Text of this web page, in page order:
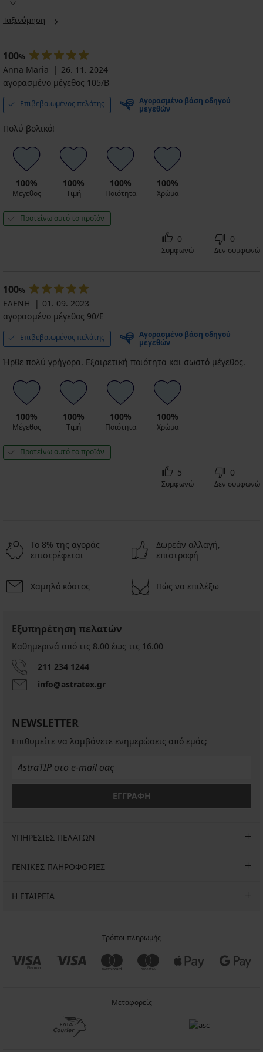
Ταξινόμηση
100%
Anna Maria
26. 11. 2024
αγορασμένο μέγεθος 105/B
Επιβεβαιωμένος πελάτης
Αγορασμένο βάση οδηγού
μεγεθών
Πολύ βολικό!
100%
Μέγεθος
100%
Τιμή
100%
Ποιότητα
100%
Χρώμα
Προτείνω αυτό το προϊόν
0
Συμφωνώ
0
Δεν συμφωνώ
100%
ΕΛΕΝΗ
01. 09. 2023
αγορασμένο μέγεθος 90/E
Επιβεβαιωμένος πελάτης
Αγορασμένο βάση οδηγού
μεγεθών
Ήρθε πολύ γρήγορα. Εξαιρετική ποιότητα και σωστό μέγεθος.
100%
Μέγεθος
100%
Τιμή
100%
Ποιότητα
100%
Χρώμα
Προτείνω αυτό το προϊόν
5
Συμφωνώ
0
Δεν συμφωνώ
Το 8% της αγοράς
επιστρέφεται
Δωρεάν αλλαγή,
επιστροφή
Χαμηλό κόστος Πώς να επιλέξω
Εξυπηρέτηση πελατών
Καθημερινά από τις 8.00 έως τις 16.00
211 234 1244
info@astratex.gr
NEWSLETTER
Επιθυμείτε να λαμβάνετε ενημερώσεις από εμάς;
ΕΓΓΡΑΦΗ
ΥΠΗΡΕΣΙΕΣ ΠΕΛΑΤΩΝ
ΓΕΝΙΚΕΣ ΠΛΗΡΟΦΟΡΙΕΣ
Η ΕΤΑΙΡΕΙΑ
Τρόποι πληρωμής
Μεταφορείς